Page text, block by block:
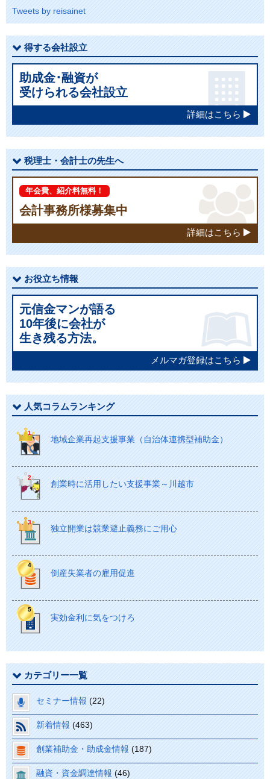
Tweets by reisainet
得する会社設立
助成金･融資が
受けられる会社設立
詳細はこちら
税理士・会計士の先生へ
年会費、紹介料無料！
会計事務所様募集中
詳細はこちら
お役立ち情報
元信金マンが語る
10年後に会社が
生き残る方法。
メルマガ登録はこちら
人気コラムランキング
地域企業再起支援事業（自治体連携型補助金）
創業時に活用したい支援事業～川越市
独立開業は競業避止義務にご用心
倒産失業者の雇用促進
実効金利に気をつけろ
カテゴリー一覧
セミナー情報 (22)
新着情報 (463)
創業補助金・助成金情報 (187)
融資・資金調達情報 (46)